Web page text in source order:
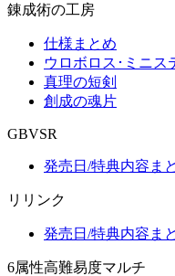
錬成術の工房
仕様まとめ
ウロボロス･ミニス
真理の短剣
創成の魂片
GBVSR
発売日/特典内容ま
リリンク
発売日/特典内容ま
6属性高難易度マルチ